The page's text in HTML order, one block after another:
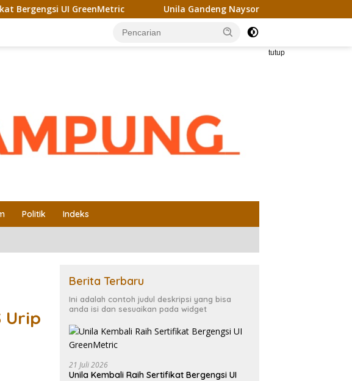
UI GreenMetric Unila Gandeng Naysor Korea Selatan Gagas Riset Pelet
tutup
Politik Indeks
Urip
Berita Terbaru
Ini adalah contoh judul deskripsi yang bisa
anda isi dan sesuaikan pada widget
21 Juli 2026
Unila Kembali Raih Sertifikat Bergengsi UI